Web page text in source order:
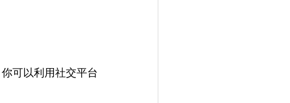
可以利用社交平台